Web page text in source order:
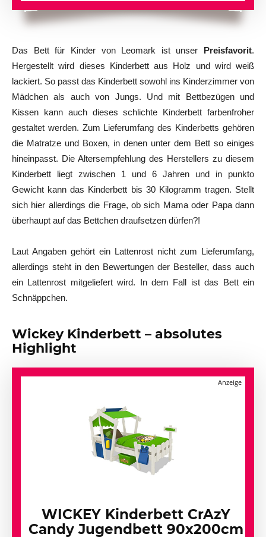
Das Bett für Kinder von Leomark ist unser Preisfavorit.
Hergestellt wird dieses Kinderbett aus Holz und wird weiß
lackiert. So passt das Kinderbett sowohl ins Kinderzimmer von
Mädchen als auch von Jungs. Und mit Bettbezügen und
Kissen kann auch dieses schlichte Kinderbett farbenfroher
gestaltet werden. Zum Lieferumfang des Kinderbetts gehören
die Matratze und Boxen, in denen unter dem Bett so einiges
hineinpasst. Die Altersempfehlung des Herstellers zu diesem
Kinderbett liegt zwischen 1 und 6 Jahren und in punkto
Gewicht kann das Kinderbett bis 30 Kilogramm tragen. Stellt
sich hier allerdings die Frage, ob sich Mama oder Papa dann
überhaupt auf das Bettchen draufsetzen dürfen?!
Laut Angaben gehört ein Lattenrost nicht zum Lieferumfang,
allerdings steht in den Bewertungen der Besteller, dass auch
ein Lattenrost mitgeliefert wird. In dem Fall ist das Bett ein
Schnäppchen.
Wickey Kinderbett – absolutes
Highlight
WICKEY Kinderbett CrAzY
Candy Jugendbett 90x200cm